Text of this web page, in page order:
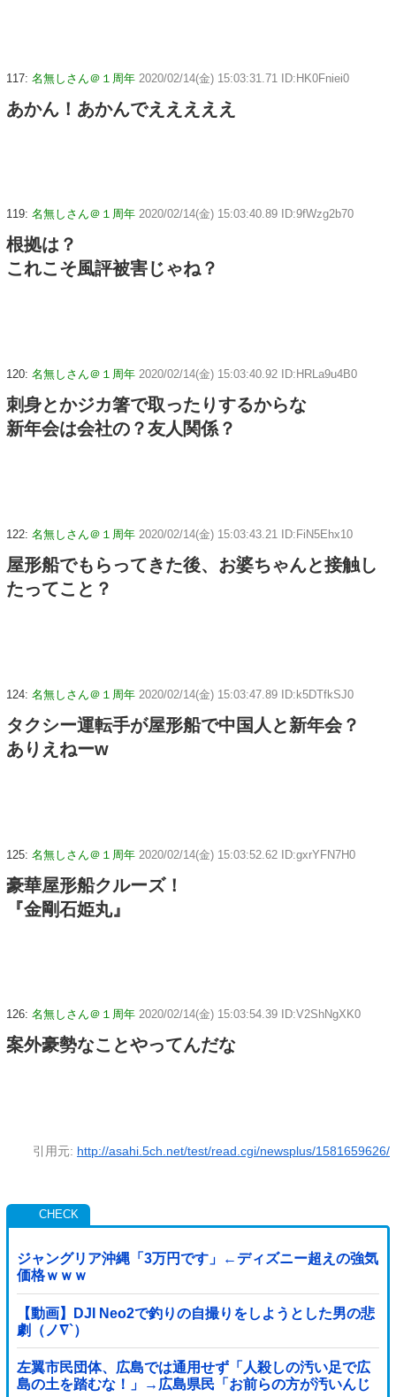
117: 名無しさん＠１周年 2020/02/14(金) 15:03:31.71 ID:HK0Fniei0
あかん！あかんでえええええ
119: 名無しさん＠１周年 2020/02/14(金) 15:03:40.89 ID:9fWzg2b70
根拠は？
これこそ風評被害じゃね？
120: 名無しさん＠１周年 2020/02/14(金) 15:03:40.92 ID:HRLa9u4B0
刺身とかジカ箸で取ったりするからな
新年会は会社の？友人関係？
122: 名無しさん＠１周年 2020/02/14(金) 15:03:43.21 ID:FiN5Ehx10
屋形船でもらってきた後、お婆ちゃんと接触し
たってこと？
124: 名無しさん＠１周年 2020/02/14(金) 15:03:47.89 ID:k5DTfkSJ0
タクシー運転手が屋形船で中国人と新年会？
ありえねーw
125: 名無しさん＠１周年 2020/02/14(金) 15:03:52.62 ID:gxrYFN7H0
豪華屋形船クルーズ！
『金剛石姫丸』
126: 名無しさん＠１周年 2020/02/14(金) 15:03:54.39 ID:V2ShNgXK0
案外豪勢なことやってんだな
引用元: http://asahi.5ch.net/test/read.cgi/newsplus/1581659626/
ジャングリア沖縄「3万円です」←ディズニー超えの強気
価格ｗｗｗ
【動画】DJI Neo2で釣りの自撮りをしようとした男の悲
劇（ノ∇`）
左翼市民団体、広島では通用せず「人殺しの汚い足で広
島の土を踏むな！」→広島県民「お前らの方が汚いんじ